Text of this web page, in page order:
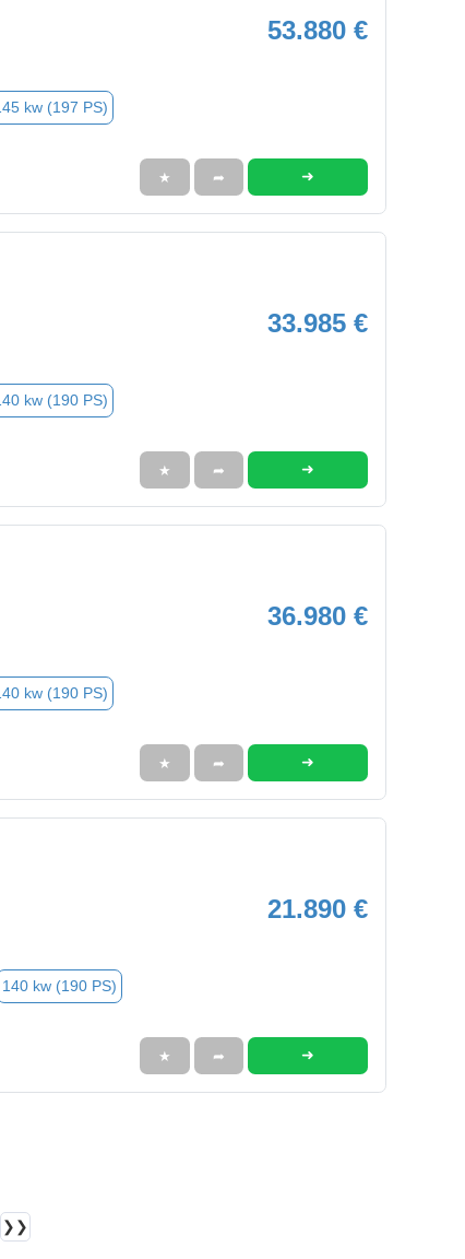
53.880 €
kw (197 PS)
★ ➦ ➜
33.985 €
kw (190 PS)
★ ➦ ➜
36.980 €
kw (190 PS)
★ ➦ ➜
21.890 €
140 kw (190 PS)
★ ➦ ➜
❯❯